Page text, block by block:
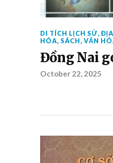
DI TÍCH LỊCH SỬ,
HÓA, SÁCH, VĂN
Đồng Nai
October 22, 2025